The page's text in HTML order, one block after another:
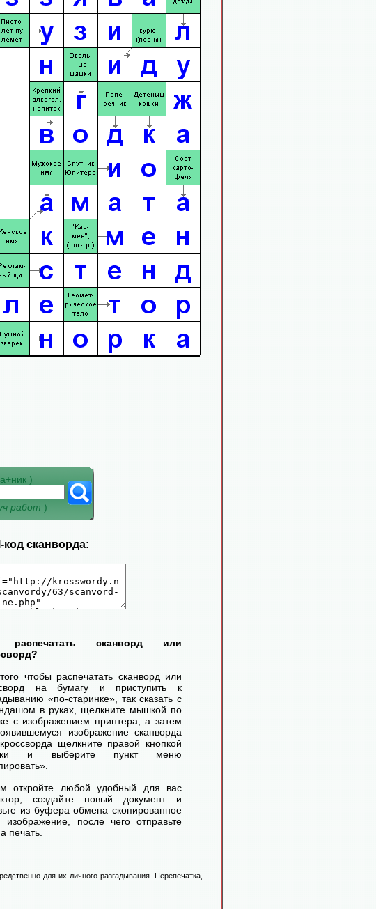
)
работ )
код сканворда:
распечатать сканворд или
чтобы распечатать сканворд или
на бумагу и приступить к
«по-старинке», так сказать с
в руках, щелкните мышкой по
с изображением принтера, а затем
изображение сканворда
щелкните правой кнопкой
и выберите пункт меню
откройте любой удобный для вас
создайте новый документ и
из буфера обмена скопированное
изображение, после чего отправьте
печать.
для их личного разгадывания. Перепечатка,